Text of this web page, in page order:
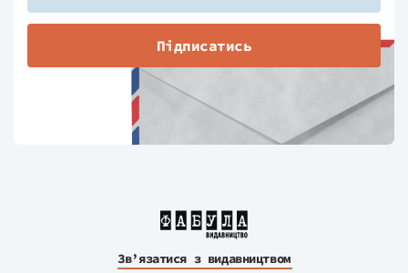
Підписатись
Зв’язатися з видавництвом